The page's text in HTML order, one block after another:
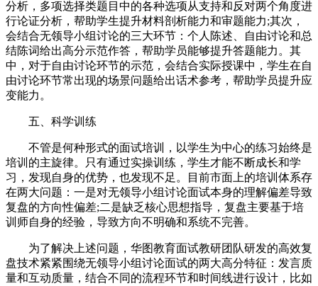
分析，多项选择类题目中的各种选项从支持和反对两个角度进
行论证分析，帮助学生提升材料剖析能力和审题能力;其次，
会结合无领导小组讨论的三大环节：个人陈述、自由讨论和总
结陈词给出高分示范作答，帮助学员能够提升答题能力。其
中，对于自由讨论环节的示范，会结合实际授课中，学生在自
由讨论环节常出现的场景问题给出话术参考，帮助学员提升应
变能力。
五、科学训练
不管是何种形式的面试培训，以学生为中心的练习始终是
培训的主旋律。只有通过实操训练，学生才能不断成长和学
习，发现自身的优势，也发现不足。目前市面上的培训体系存
在两大问题：一是对无领导小组讨论面试本身的理解偏差导致
复盘的方向性偏差;二是缺乏核心思想指导，复盘主要基于培
训师自身的经验，导致方向不明确和系统不完善。
为了解决上述问题，华图教育面试教研团队研发的高效复
盘技术紧紧围绕无领导小组讨论面试的两大高分特征：发言质
量和互动质量，结合不同的流程环节和时间线进行设计，比如